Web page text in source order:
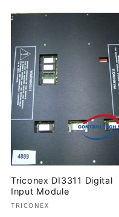
:
habitual
Triconex DI3311 Digital
Input Module
Proveedor:
TRICONEX